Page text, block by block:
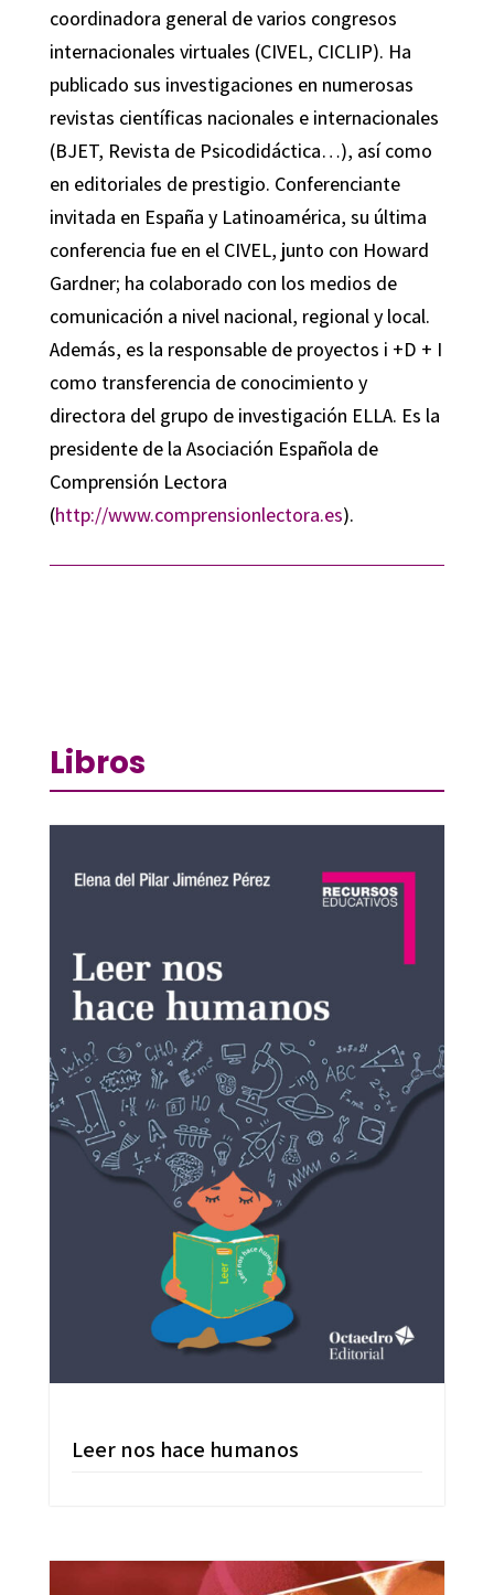
coordinadora general de varios congresos
internacionales virtuales (CIVEL, CICLIP). Ha
publicado sus investigaciones en numerosas
revistas científicas nacionales e internacionales
(BJET, Revista de Psicodidáctica…), así como
en editoriales de prestigio. Conferenciante
invitada en España y Latinoamérica, su última
conferencia fue en el CIVEL, junto con Howard
Gardner; ha colaborado con los medios de
comunicación a nivel nacional, regional y local.
Además, es la responsable de proyectos i +D + I
como transferencia de conocimiento y
directora del grupo de investigación ELLA. Es la
presidente de la Asociación Española de
Comprensión Lectora
(http://www.comprensionlectora.es).
Libros
Leer nos hace humanos